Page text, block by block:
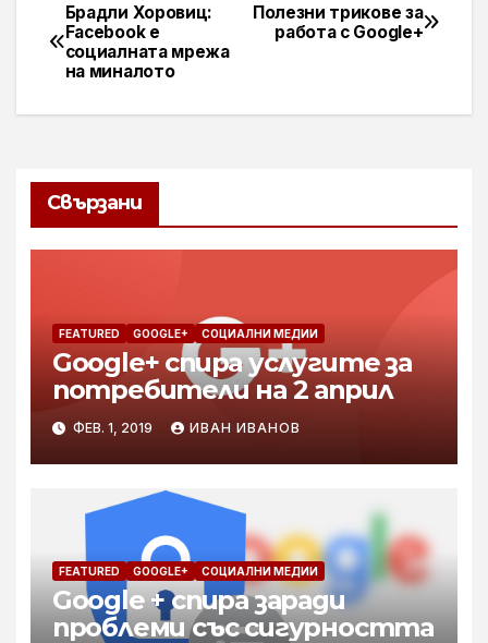
Навигация
Полезни трикове за
работа с Google+
Брадли Хоровиц:
Facebook е
социалната мрежа
на миналото
Свързани
FEATURED GOOGLE+ СОЦИАЛНИ МЕДИИ
Google+ спира услугите за
потребители на 2 април
ФЕВ. 1, 2019 ИВАН ИВАНОВ
FEATURED GOOGLE+ СОЦИАЛНИ МЕДИИ
Google + спира заради
проблеми със сигурността